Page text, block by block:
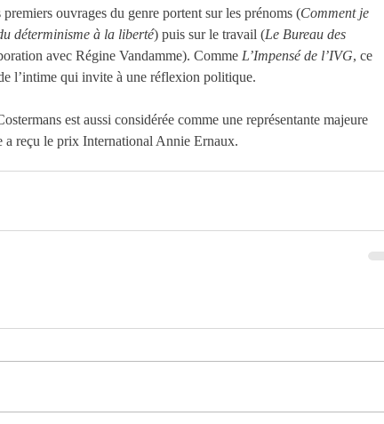
ouvrages du genre portent sur les prénoms (Comment je
déterminisme à la liberté) puis sur le travail (Le Bureau des
avec Régine Vandamme). Comme L’Impensé de l’IVG, ce
l’intime qui invite à une réflexion politique.
est aussi considérée comme une représentante majeure
reçu le prix International Annie Ernaux.